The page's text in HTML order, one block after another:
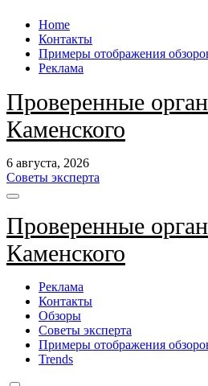
Перейти
содержанию
Home
Контакты
Примеры отображения
Реклама
Проверенные
Каменского
6 августа, 2026
Советы эксперта
Проверенные
Каменского
Реклама
Контакты
Обзоры
Советы эксперта
Примеры отображения
Trends